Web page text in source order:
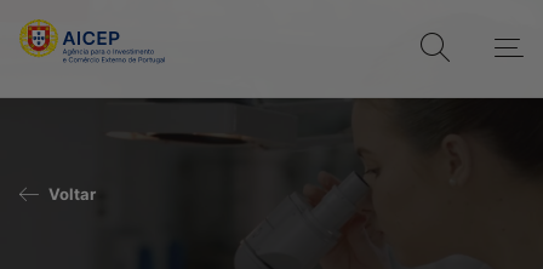
Voltar